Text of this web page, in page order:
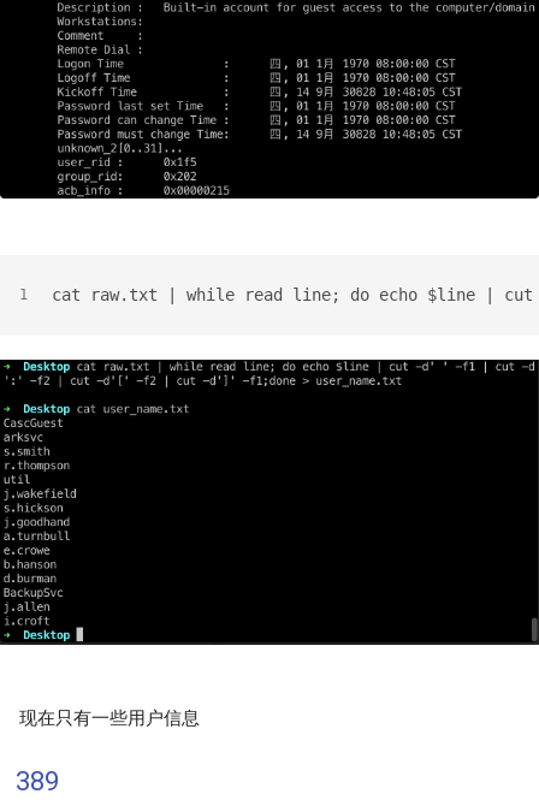
1 cat raw.txt | while read line; do echo $line |
现在只有一些用户信息
389